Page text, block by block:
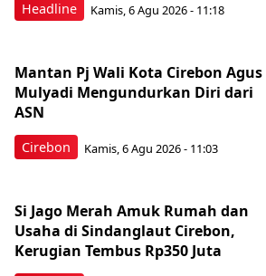
Headline Kamis, 6 Agu 2026 - 11:18
Cirebon
Mantan Pj Wali Kota Cirebon Agus
Mulyadi Mengundurkan Diri dari
ASN
Kamis, 6 Agu 2026 - 11:03
Si Jago Merah Amuk Rumah dan
Usaha di Sindanglaut Cirebon,
Kerugian Tembus Rp350 Juta